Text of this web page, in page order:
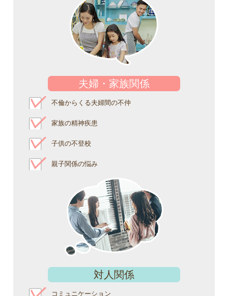
夫婦・家族関係
不倫からくる夫婦間の不仲
家族の精神疾患
子供の不登校
親子関係の悩み
対人関係
コミュニケーション